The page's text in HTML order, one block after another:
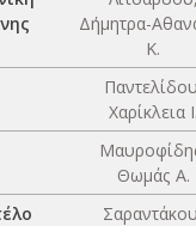
Δήμητρα-
Κ.
Χαρίκλεια Ι.
Θωμάς Α.